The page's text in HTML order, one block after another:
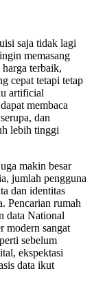
saja tidak lagi
memasang
terbaik,
cepat tetapi tetap
artificial
membaca
dan
lebih tinggi
makin besar
jumlah pengguna
dan identitas
Pencarian rumah
data National
modern sangat
sebelum
ekspektasi
data ikut